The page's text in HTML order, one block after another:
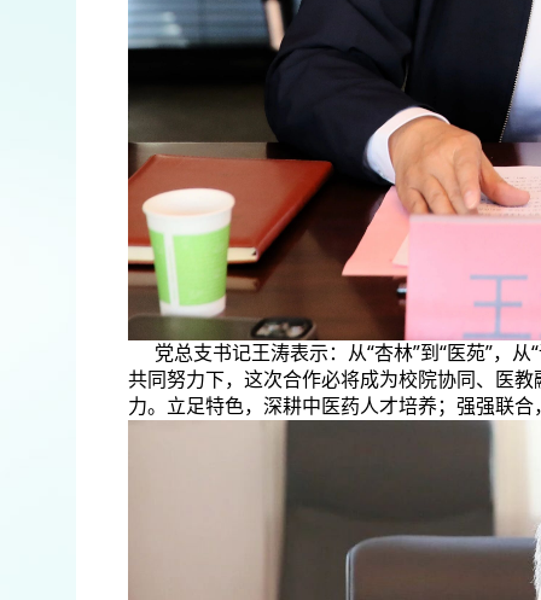
党总支书记王涛表示：从“杏林”到“医苑”，
共同努力下，这次合作必将成为校院协同、医
力。立足特色，深耕中医药人才培养；强强联